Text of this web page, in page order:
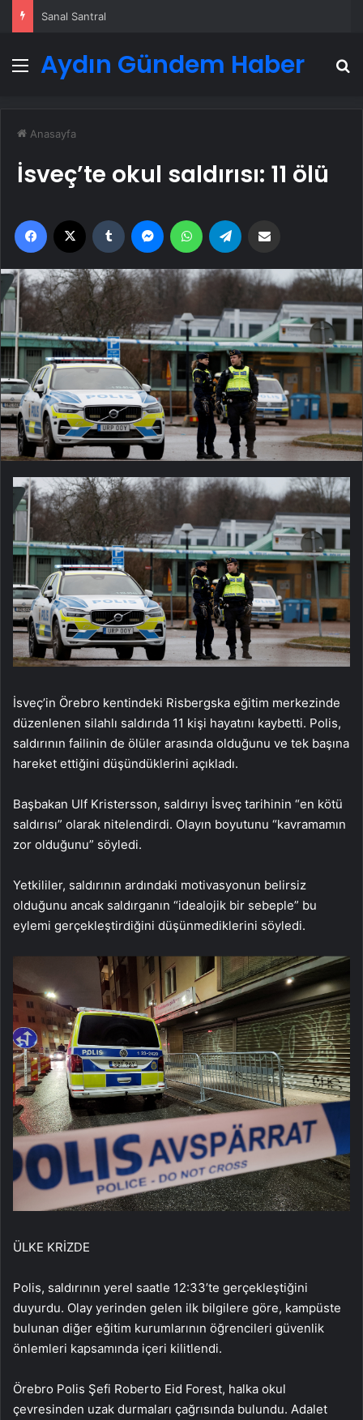
Sanal Santral
Menü
Aydın Gündem Haber
Anasayfa
İsveç’te okul saldırısı: 11 ölü
Facebook Tumblr MessengerWhatsApp
İsveç’in Örebro kentindeki Risbergska eğitim merkezinde
düzenlenen silahlı saldırıda 11 kişi hayatını kaybetti. Polis,
saldırının failinin de ölüler arasında olduğunu ve tek başına
hareket ettiğini düşündüklerini açıkladı.
Başbakan Ulf Kristersson, saldırıyı İsveç tarihinin “en kötü
saldırısı” olarak nitelendirdi. Olayın boyutunu “kavramamın
zor olduğunu” söyledi.
Yetkililer, saldırının ardındaki motivasyonun belirsiz
olduğunu ancak saldırganın “idealojik bir sebeple” bu
eylemi gerçekleştirdiğini düşünmediklerini söyledi.
ÜLKE KRİZDE
Polis, saldırının yerel saatle 12:33’te gerçekleştiğini
duyurdu. Olay yerinden gelen ilk bilgilere göre, kampüste
bulunan diğer eğitim kurumlarının öğrencileri güvenlik
önlemleri kapsamında içeri kilitlendi.
Örebro Polis Şefi Roberto Eid Forest, halka okul
çevresinden uzak durmaları çağrısında bulundu. Adalet